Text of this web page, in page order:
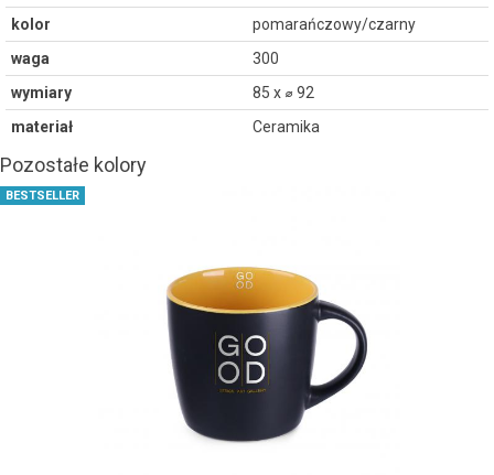
kolor
pomarańczowy/czarny
waga
300
wymiary
85 x ⌀ 92
materiał
Ceramika
Pozostałe kolory
BESTSELLER